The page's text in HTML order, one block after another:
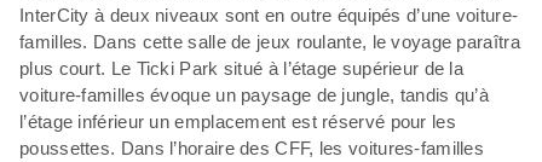
InterCity à deux niveaux sont en outre équipés d’une voiture-
familles. Dans cette salle de jeux roulante, le voyage paraîtra
plus court. Le Ticki Park situé à l’étage supérieur de la
voiture-familles évoque un paysage de jungle, tandis qu’à
l’étage inférieur un emplacement est réservé pour les
poussettes. Dans l’horaire des CFF, les voitures-familles